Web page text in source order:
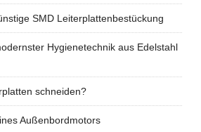
SMD Leiterplattenbestückung
Hygienetechnik aus Edelstahl
schneiden?
Außenbordmotors